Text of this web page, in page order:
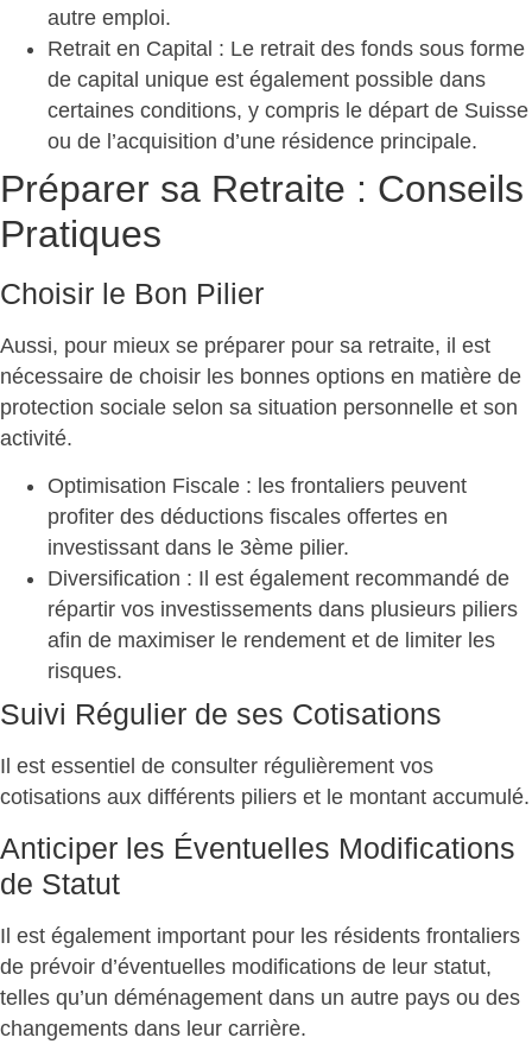
autre emploi.
Retrait en Capital : Le retrait des fonds sous forme
de capital unique est également possible dans
certaines conditions, y compris le départ de Suisse
ou de l’acquisition d’une résidence principale.
Préparer sa Retraite : Conseils
Pratiques
Choisir le Bon Pilier
Aussi, pour mieux se préparer pour sa retraite, il est
nécessaire de choisir les bonnes options en matière de
protection sociale selon sa situation personnelle et son
activité.
Optimisation Fiscale : les frontaliers peuvent
profiter des déductions fiscales offertes en
investissant dans le 3ème pilier.
Diversification : Il est également recommandé de
répartir vos investissements dans plusieurs piliers
afin de maximiser le rendement et de limiter les
risques.
Suivi Régulier de ses Cotisations
Il est essentiel de consulter régulièrement vos
cotisations aux différents piliers et le montant accumulé.
Anticiper les Éventuelles Modifications
de Statut
Il est également important pour les résidents frontaliers
de prévoir d’éventuelles modifications de leur statut,
telles qu’un déménagement dans un autre pays ou des
changements dans leur carrière.